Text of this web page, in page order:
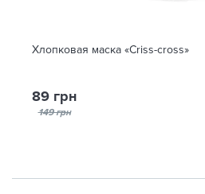
Хлопковая маска «Criss-cross»
89 грн
149 грн